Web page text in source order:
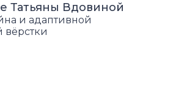
Татьяны Вдовиной
и адаптивной
вёрстки